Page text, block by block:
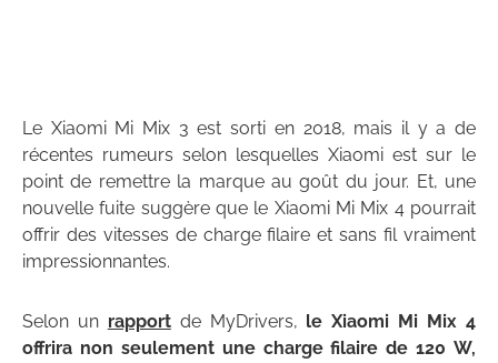
Le Xiaomi Mi Mix 3 est sorti en 2018, mais il y a de
récentes rumeurs selon lesquelles Xiaomi est sur le
point de remettre la marque au goût du jour. Et, une
nouvelle fuite suggère que le Xiaomi Mi Mix 4 pourrait
offrir des vitesses de charge filaire et sans fil vraiment
impressionnantes.
Selon un rapportde MyDrivers, le Xiaomi Mi Mix 4
offrira non seulement une charge filaire de 120 W,